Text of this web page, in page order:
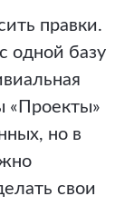
правки.
одной базу
«Проекты»
но в
свои